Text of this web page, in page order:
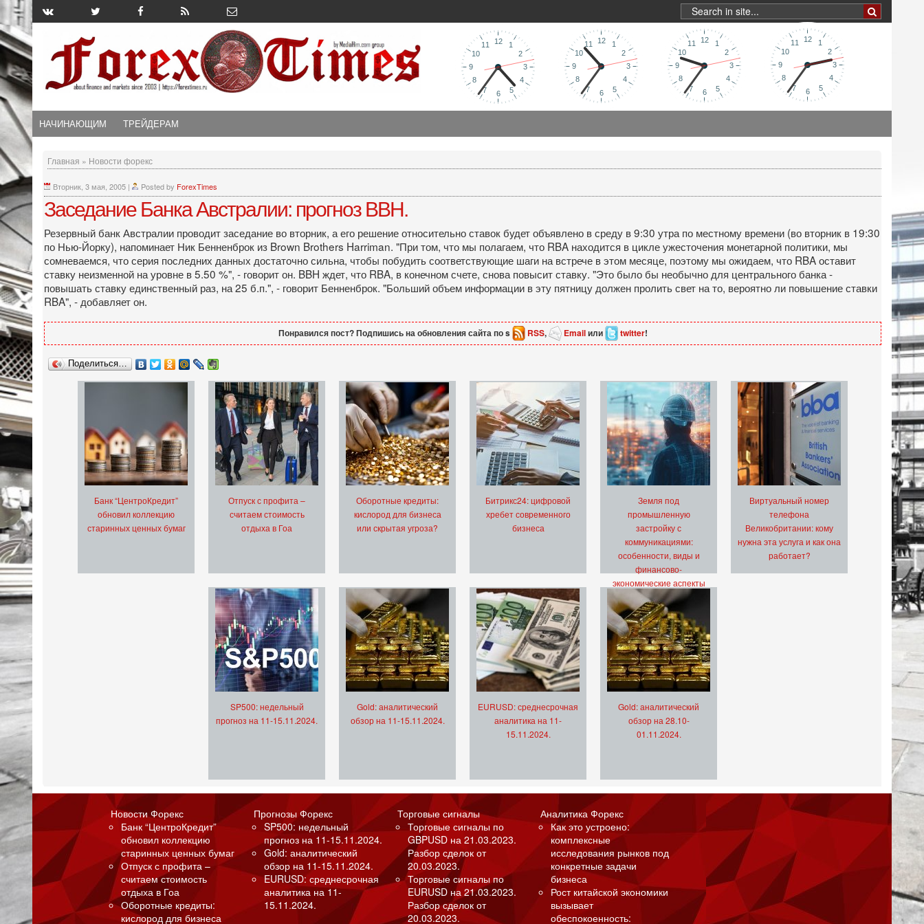
НАЧИНАЮЩИМ ТРЕЙДЕРАМ
Главная » Новости форекс
Вторник, 3 мая, 2005 | Posted by ForexTimes
Заседание Банка Австралии: прогноз BBH.
Резервный банк Австралии проводит заседание во вторник, а его решение относительно ставок будет объявлено в среду в 9:30 утра по местному времени (во вторник в 19:30
по Нью-Йорку), напоминает Ник Бенненброк из Brown Brothers Harriman. "При том, что мы полагаем, что RBA находится в цикле ужесточения монетарной политики, мы
сомневаемся, что серия последних данных достаточно сильна, чтобы побудить соответствующие шаги на встрече в этом месяце, поэтому мы ожидаем, что RBA оставит
ставку неизменной на уровне в 5.50 %", - говорит он. BBH ждет, что RBA, в конечном счете, снова повысит ставку. "Это было бы необычно для центрального банка -
повышать ставку единственный раз, на 25 б.п.", - говорит Бенненброк. "Больший объем информации в эту пятницу должен пролить свет на то, вероятно ли повышение ставки
RBA", - добавляет он.
Понравился пост? Подпишись на обновления сайта по s RSS, Emailили twitter!
Поделиться…
Банк “ЦентроКредит”
обновил коллекцию
старинных ценных бумаг
Отпуск с профита –
считаем стоимость
отдыха в Гоа
Оборотные кредиты:
кислород для бизнеса
или скрытая угроза?
Битрикс24: цифровой
хребет современного
бизнеса
Земля под
промышленную
застройку с
коммуникациями:
особенности, виды и
финансово-
экономические аспекты
Виртуальный номер
телефона
Великобритании: кому
нужна эта услуга и как она
работает?
SP500: недельный
прогноз на 11-15.11.2024.
Gold: аналитический
обзор на 11-15.11.2024.
EURUSD: среднесрочная
аналитика на 11-
15.11.2024.
Gold: аналитический
обзор на 28.10-
01.11.2024.
Новости Форекс
Банк “ЦентроКредит”
обновил коллекцию
старинных ценных бумаг
Отпуск с профита –
считаем стоимость
отдыха в Гоа
Оборотные кредиты:
кислород для бизнеса
Прогнозы Форекс
SP500: недельный
прогноз на 11-15.11.2024.
Gold: аналитический
обзор на 11-15.11.2024.
EURUSD: среднесрочная
аналитика на 11-
15.11.2024.
Торговые сигналы
Торговые сигналы по
GBPUSD на 21.03.2023.
Разбор сделок от
20.03.2023.
Торговые сигналы по
EURUSD на 21.03.2023.
Разбор сделок от
20.03.2023.
Аналитика Форекс
Как это устроено:
комплексные
исследования рынков под
конкретные задачи
бизнеса
Рост китайской экономики
вызывает
обеспокоенность: